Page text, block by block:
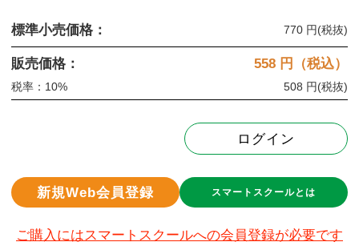
標準小売価格： 770 円(税抜)
販売価格： 558 円（税込）
税率：10% 508 円(税抜)
ログイン
新規Web会員登録 スマートスクールとは
ご購入にはスマートスクールへの会員登録が必要です